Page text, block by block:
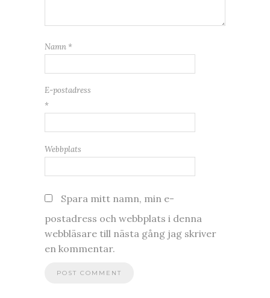
Namn *
E-postadress
*
Webbplats
Spara mitt namn, min e-
postadress och webbplats i denna
webbläsare till nästa gång jag skriver
en kommentar.